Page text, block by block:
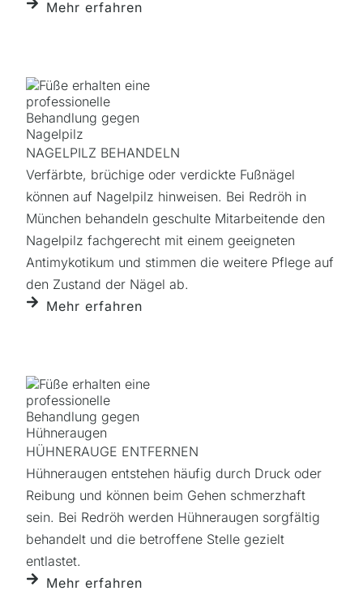
Mehr erfahren
NAGELPILZ BEHANDELN
Verfärbte, brüchige oder verdickte Fußnägel
können auf Nagelpilz hinweisen. Bei Redröh in
München behandeln geschulte Mitarbeitende den
Nagelpilz fachgerecht mit einem geeigneten
Antimykotikum und stimmen die weitere Pflege auf
den Zustand der Nägel ab.
Mehr erfahren
HÜHNERAUGE ENTFERNEN
Hühneraugen entstehen häufig durch Druck oder
Reibung und können beim Gehen schmerzhaft
sein. Bei Redröh werden Hühneraugen sorgfältig
behandelt und die betroffene Stelle gezielt
entlastet.
Mehr erfahren